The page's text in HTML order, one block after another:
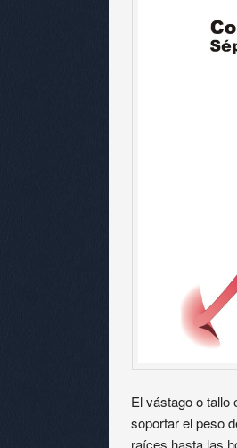
El vástago o tallo
soportar el peso